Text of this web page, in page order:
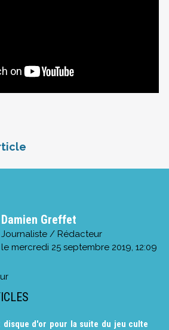
Damien Greffet
Journaliste / Rédacteur
le mercredi 25 septembre 2019, 12:09
disque d'or pour la suite du jeu culte